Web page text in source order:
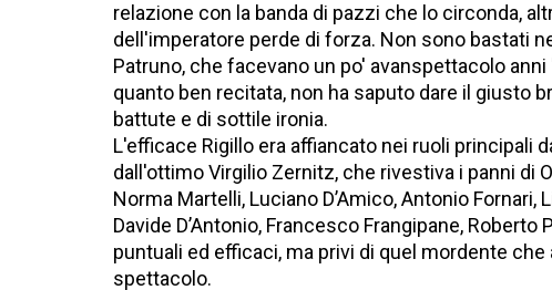
relazione con la banda di pazzi che lo circonda,
dell'imperatore perde di forza. Non sono bastati
Patruno, che facevano un po' avanspettacolo
quanto ben recitata, non ha saputo dare il giusto
battute e di sottile ironia.
L'efficace Rigillo era affiancato nei ruoli principali
dall'ottimo Virgilio Zernitz, che rivestiva i panni di
Norma Martelli, Luciano D’Amico, Antonio
Davide D’Antonio, Francesco Frangipane,
puntuali ed efficaci, ma privi di quel mordente
spettacolo.